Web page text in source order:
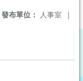
發布單位： 人事室 |